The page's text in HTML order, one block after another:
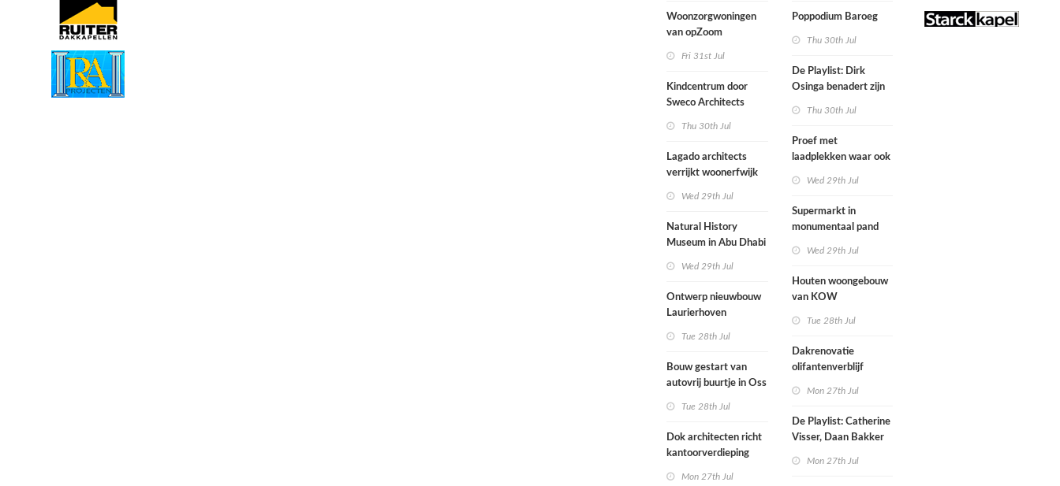
Woonzorgwoningen
van opZoom
nieuwbouw en oude
industriële panden
Fri 31st Jul
Kindcentrum door
Sweco Architects
buitenruimte samen in
hart van dorp
Thu 30th Jul
Lagado architects
verrijkt woonerfwijk
huis
Wed 29th Jul
Natural History
Museum in Abu Dhabi
Wed 29th Jul
Ontwerp nieuwbouw
Laurierhoven
Tue 28th Jul
Bouw gestart van
autovrij buurtje in Oss
Tue 28th Jul
Dok architecten richt
kantoorverdieping
Mon 27th Jul
Poppodium Baroeg
Thu 30th Jul
De Playlist: Dirk
Osinga benadert zijn
Thu 30th Jul
Proef met
laadplekken waar ook
Wed 29th Jul
Supermarkt in
monumentaal pand
Wed 29th Jul
Houten woongebouw
van KOW
herontwikkeling
ziekenhuisterrein
Tue 28th Jul
Dakrenovatie
olifantenverblijf
Mon 27th Jul
De Playlist: Catherine
Visser, Daan Bakker
Mon 27th Jul